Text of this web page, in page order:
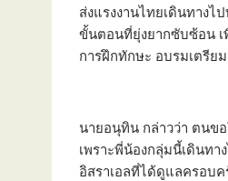
ส่งแรงงานไทยเดินทางไ
ขั้นตอนที่ยุ่งยากซับซ้อน เ
การฝึกทักษะ อบรมเตรีย
นายอนุทิน กล่าวว่า ตนข
เพราะพี่น้องกลุ่มนี้เดินท
อิสราเอลที่ได้ดูแลครอบ